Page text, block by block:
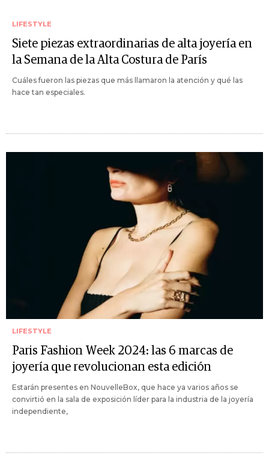
LIFESTYLE
Siete piezas extraordinarias de alta joyería en
la Semana de la Alta Costura de París
Cuáles fueron las piezas que más llamaron la atención y qué las
hace tan especiales.
LIFESTYLE
Paris Fashion Week 2024: las 6 marcas de
joyería que revolucionan esta edición
Estarán presentes en NouvelleBox, que hace ya varios años se
convirtió en la sala de exposición líder para la industria de la joyería
independiente,